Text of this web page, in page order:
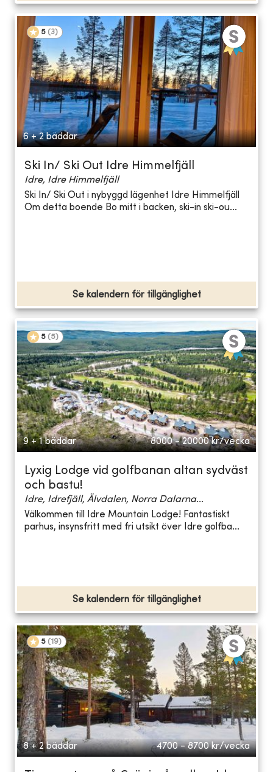
5 (3)
6 + 2 bäddar
Ski In/ Ski Out Idre Himmelfjäll
Idre, Idre Himmelfjäll
Ski In/ Ski Out i nybyggd lägenhet Idre Himmelfjäll
Om detta boende Bo mitt i backen, ski-in ski-ou...
Se kalendern för tillgänglighet
5 (5)
9 + 1 bäddar 8000 - 20000 kr/vecka
Lyxig Lodge vid golfbanan altan sydväst
och bastu!
Idre, Idrefjäll, Älvdalen, Norra Dalarna...
Välkommen till Idre Mountain Lodge! Fantastiskt
parhus, insynsfritt med fri utsikt över Idre golfba...
Se kalendern för tillgänglighet
5 (19)
8 + 2 bäddar 4700 - 8700 kr/vecka